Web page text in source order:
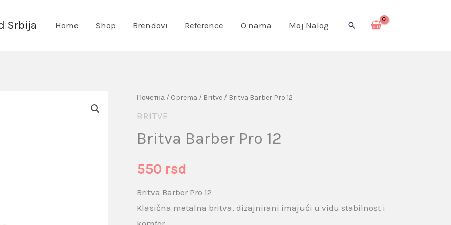
Srbija Home Shop Brendovi Reference O nama Moj Nalog Pretraga
Почетна / Oprema / Britve / Britva Barber Pro 12
BRITVE
Britva Barber Pro 12
550 rsd
Britva Barber Pro 12
Klasična metalna britva, dizajnirani imajući u vidu stabilnost i
Britva
Barber
12